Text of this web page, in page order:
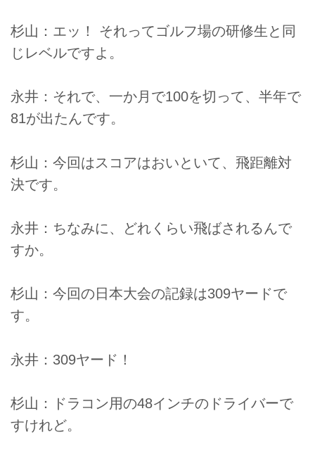
杉山：エッ！ それってゴルフ場の研修生と同
じレベルですよ。
永井：それで、一か月で100を切って、半年で
81が出たんです。
杉山：今回はスコアはおいといて、飛距離対
決です。
永井：ちなみに、どれくらい飛ばされるんで
すか。
杉山：今回の日本大会の記録は309ヤードで
す。
永井：309ヤード！
杉山：ドラコン用の48インチのドライバーで
すけれど。